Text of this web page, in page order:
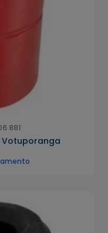
881
Votuporanga